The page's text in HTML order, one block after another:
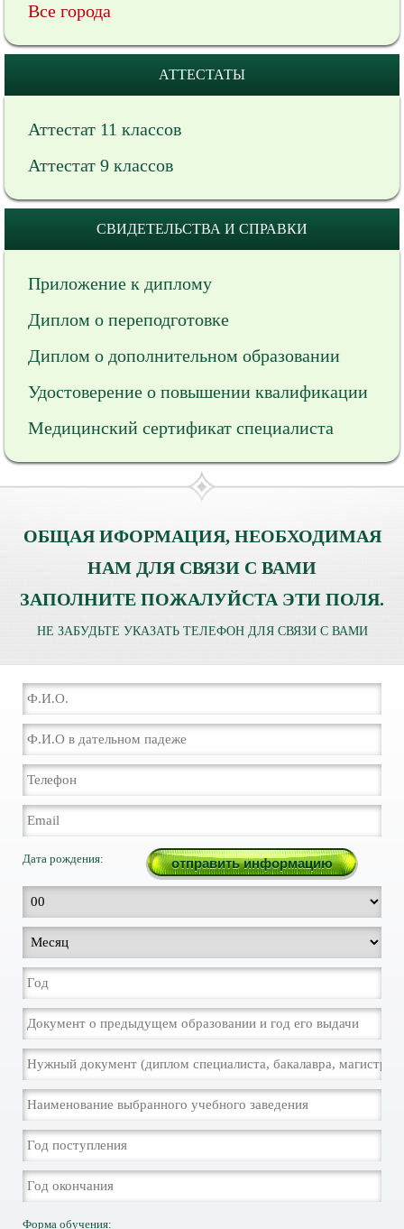
Все города
АТТЕСТАТЫ
Аттестат 11 классов
Аттестат 9 классов
СВИДЕТЕЛЬСТВА И СПРАВКИ
Приложение к диплому
Диплом о переподготовке
Диплом о дополнительном образовании
Удостоверение о повышении квалификации
Медицинский сертификат специалиста
ОБЩАЯ ИФОРМАЦИЯ, НЕОБХОДИМАЯ
НАМ ДЛЯ СВЯЗИ С ВАМИ
ЗАПОЛНИТЕ ПОЖАЛУЙСТА ЭТИ ПОЛЯ.
НЕ ЗАБУДЬТЕ УКАЗАТЬ ТЕЛЕФОН ДЛЯ СВЯЗИ С ВАМИ
Дата рождения:
Форма обучения: